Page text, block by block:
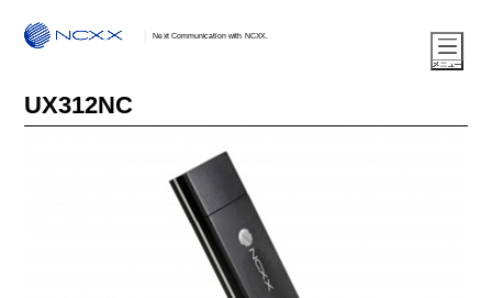
Next Communication with NCXX.
UX312NC